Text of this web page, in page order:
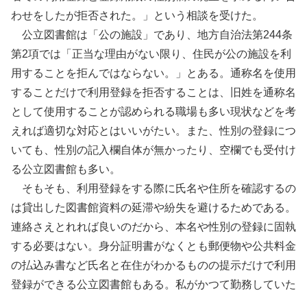
わせをしたが拒否された。」という相談を受けた。
公立図書館は「公の施設」であり、地方自治法第244条
第2項では「正当な理由がない限り、住民が公の施設を利
用することを拒んではならない。」とある。通称名を使用
することだけで利用登録を拒否することは、旧姓を通称名
として使用することが認められる職場も多い現状などを考
えれば適切な対応とはいいがたい。また、性別の登録につ
いても、性別の記入欄自体が無かったり、空欄でも受付け
る公立図書館も多い。
そもそも、利用登録をする際に氏名や住所を確認するの
は貸出した図書館資料の延滞や紛失を避けるためである。
連絡さえとれれば良いのだから、本名や性別の登録に固執
する必要はない。身分証明書がなくとも郵便物や公共料金
の払込み書など氏名と在住がわかるものの提示だけで利用
登録ができる公立図書館もある。私がかつて勤務していた